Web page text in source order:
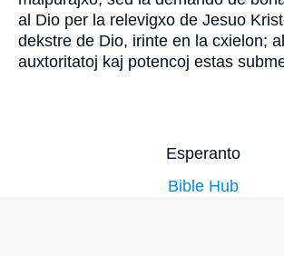
al Dio per la relevigxo de Jesuo
dekstre de Dio, irinte en la cxielon;
auxtoritatoj kaj potencoj estas
Esperanto
Bible Hub